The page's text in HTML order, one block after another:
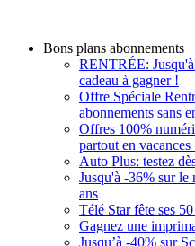
Bons plans abonnements
RENTRÉE:
cadeau à gagner !
Offre Spéciale
abonnements sans
Offres 100%
partout en vacances
Auto Plus: testez
Jusqu'à -36% sur le
ans
Télé Star fête ses
Gagnez une
Jusqu’à -40% sur